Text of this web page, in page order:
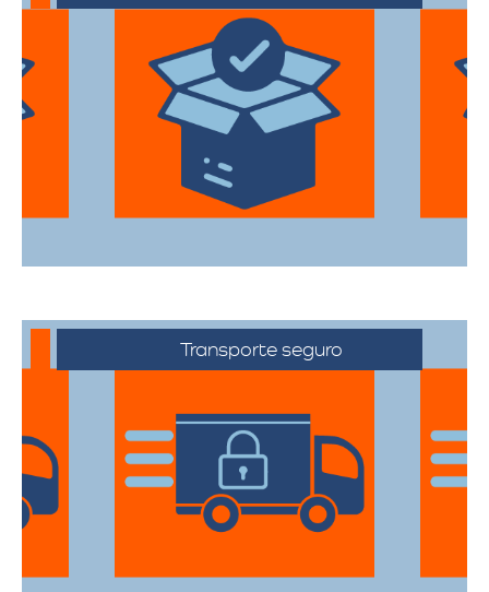
Utilizan materiales de embalaje de
primera categoría para garantizar que
todas sus pertenencias estén protegidas
durante el traslado.
Transporte seguro
Los vehículos están equipados con
tecnología avanzada para asegurar que
cada artículo llegue en perfecto estado a
su destino.